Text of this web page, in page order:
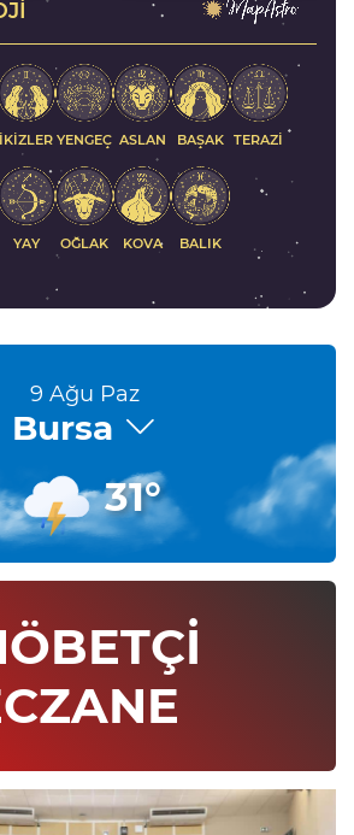
İKIZLER YENGEÇ ASLAN BAŞAK TERAZI
YAY OĞLAK KOVA BALIK
9 Ağu Paz
Bursa
31°